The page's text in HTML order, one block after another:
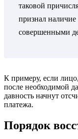
таковой
признал
совершенными
К примеру, если
после необходимой
давность начнут
платежа.
Порядок